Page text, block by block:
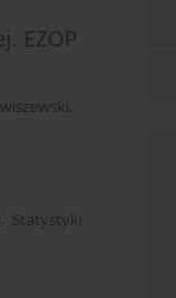
EZOP
,
Statystyki